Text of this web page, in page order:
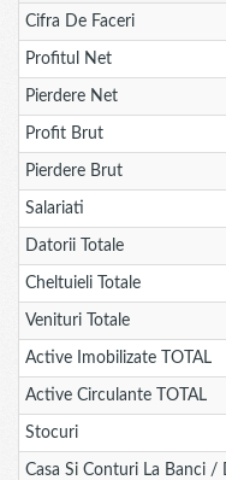
Cifra De Faceri
Profitul Net
Pierdere Net
Profit Brut
Pierdere Brut
Salariati
Datorii Totale
Cheltuieli Totale
Venituri Totale
Active Imobilizate TOTAL
Active Circulante TOTAL
Stocuri
Casa Si Conturi La Banci